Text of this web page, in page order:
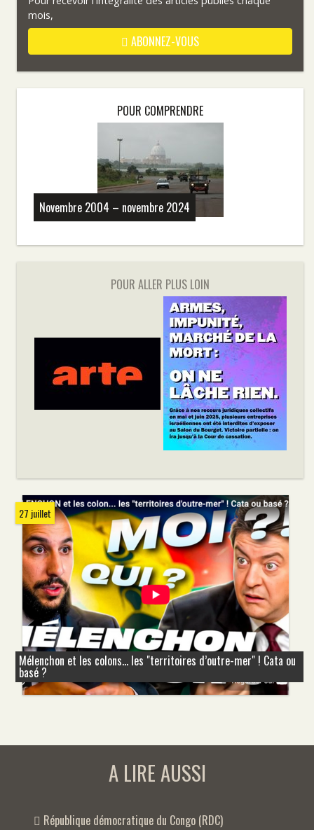
mois,
ABONNEZ-VOUS
POUR COMPRENDRE
Novembre 2004 – novembre 2024
POUR ALLER PLUS LOIN
27 juillet
Mélenchon et les colons... les "territoires d’outre-mer" ! Cata ou
basé ?
A LIRE AUSSI
République démocratique du Congo (RDC)